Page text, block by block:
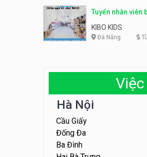
Tuyển nhân viên
– Kibo Kid
KIBO KIDS
Đà Nẵng
Hà Nội
Cầu Giấy
Đống Đa
Ba Đình